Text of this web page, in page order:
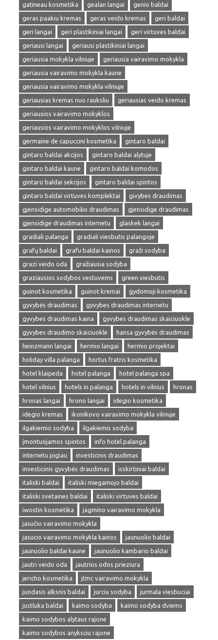
gatineau kosmetika
gealan langai
genio baldai
geras paakiu kremas
geras veido kremas
geri baldai
geri langai
geri plastikiniai langai
geri virtuves baldai
geriausi langai
geriausi plastikiniai langai
geriausia mokykla vilniuje
geriausia vairavimo mokykla
geriausia vairavimo mokykla kaune
geriausia vairavimo mokykla vilniuje
geriausias kremas nuo rauksliu
geriausias veido kremas
geriausios vairavimo mokyklos
geriausios vairavimo mokyklos vilniuje
germaine de capuccini kosmetika
gintaro baldai
gintaro baldai akcijos
gintaro baldai alytuje
gintaro baldai kaune
gintaro baldai komodos
gintaro baldai sekcijos
gintaro baldai spintos
gintaro baldai virtuves komplektai
givybes draudimas
gjensidige automobilio draudimas
gjensidige draudimas
gjensidige draudimas internetu
glaskek langai
gradiali palanga
gradiali viesbutis palangoje
grafų baldai
grafu baldai kainos
graži sodyba
grazi veido oda
gražiausia sodyba
graziausios sodybos vestuvems
green viesbutis
guinot kosmetika
guinot kremai
gydomoji kosmetika
gyvybės draudimas
gyvybes draudimas internetu
gyvybes draudimas kaina
gyvybes draudimas skaiciuokle
gyvybes draudimo skaiciuokle
hansa gyvybės draudimas
heinzmann langai
hermio langai
hermio projektai
holiday villa palanga
hortus fratris kosmetika
hotel klaipeda
hotel palanga
hotel palanga spa
hotel vilnius
hotels in palanga hotels in vilnius
hronas
hronas langai
hrono langai
idegio kosmetika
idegio kremas
ikonikovo vairavimo mokykla vilniuje
ilgakiemio sodyba
ilgakiemis sodyba
įmontuojamos spintos
info hotel palanga
internetu pigiau
investicinis draudimas
investicinis gyvybės draudimas
isskirtiniai baldai
italiski baldai
italiski miegamojo baldai
italiski svetaines baldai
italiski virtuves baldai
iwostin kosmetika
jagmino vairavimo mokykla
jasučio vairavimo mokykla
jasucio vairavimo mokykla kainos
jaunuolio baldai
jaunuolio baldai kaune
jaunuolio kambario baldai
jautri veido oda
jautrios odos prieziura
jericho kosmetika
jtmc vairavimo mokykla
juodasis alksnis baldai
jurciu sodyba
jurmala viesbuciai
justluka baldai
kaimo sodyba
kaimo sodyba dviems
kaimo sodybos alytaus rajone
kaimo sodybos anyksciu rajone